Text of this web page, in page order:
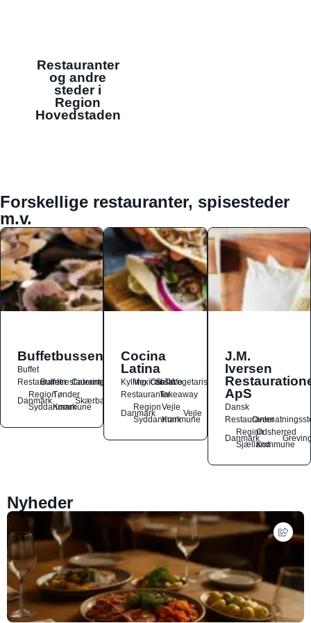
Restauranter
og andre
steder i
Region
Hovedstaden
Forskellige restauranter, spisesteder
m.v.
Buffetbussen
Buffet
Restauranter
Buffetrestauranter
Catering
Danmark
Region
Syddanmark
Tønder
Kommune
Skærbæk
Cocina
Latina
Kylling
Mexicansk
OstSalat
TacoVegetarisk
RestauranterTakeaway
Danmark
Region
Syddanmark
Vejle
Kommune
Vejle
J.M.
Iversen
ApS
Dansk
Restauranter
Danmark
Region
Sjælland
Odsherred
Kommune
Nyheder